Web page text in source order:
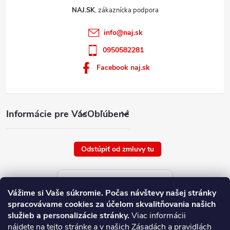
Vážime si Vaše súkromie. Počas návštevy našej stránky
spracovávame cookies za účelom skvalitňovania našich
služieb a personalizácie stránky.Viac informácii
nájdete na tejto stránke a v našich Zásadách a pravidlách
Informácie pre VásObľúbené
NAJ.SK
info@naj.sk
0950582281
Facebook naj.sk
Odstúpiť od zmluvy tu
Aktuálne ceny tovaru
platné od : 7/8/2026